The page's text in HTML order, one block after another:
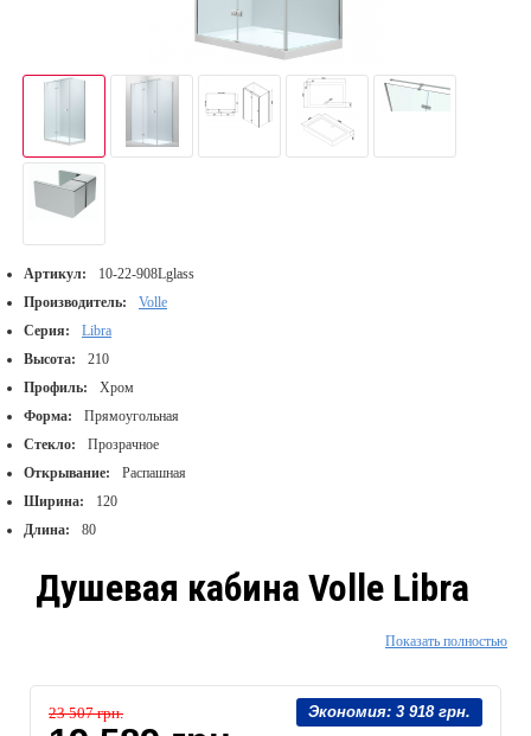
Артикул:
10-22-908Lglass
Производитель:
Volle
Серия:
Libra
Высота:
210
Профиль:
Хром
Форма:
Прямоугольная
Стекло:
Прозрачное
Открывание:
Распашная
Ширина:
120
Длина:
80
Душевая кабина Volle Libra
1200*800*2135 мм левая
распашная, хромированная,
Показать полностью
Экономия: 3 918 грн.
23 507 грн.